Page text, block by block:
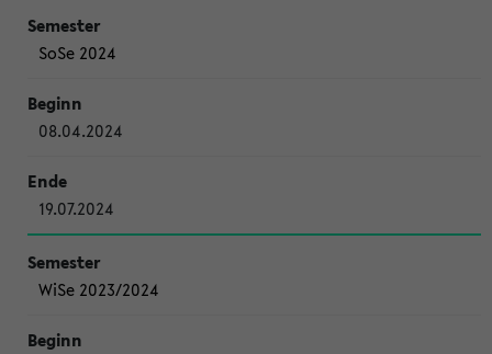
SoSe 2024
08.04.2024
19.07.2024
WiSe 2023/2024